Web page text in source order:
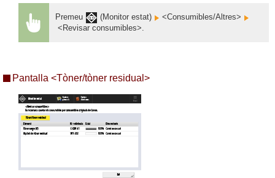
Premeu (Monitor estat)
<Consumibles/Altres>
<Revisar consumibles>.
Pantalla <Tòner/tòner residual>